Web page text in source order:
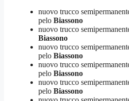
nuovo trucco
pelo Biassono
nuovo trucco
Biassono
nuovo trucco
pelo Biassono
nuovo trucco
pelo Biassono
nuovo trucco
pelo Biassono